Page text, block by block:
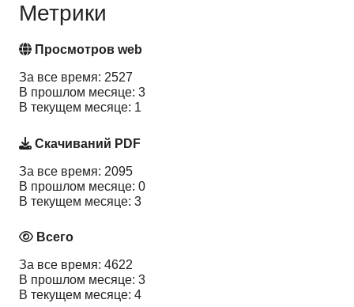
Метрики
Просмотров web
За все время: 2527
В прошлом месяце: 3
В текущем месяце: 1
Скачиваний PDF
За все время: 2095
В прошлом месяце: 0
В текущем месяце: 3
Всего
За все время: 4622
В прошлом месяце: 3
В текущем месяце: 4